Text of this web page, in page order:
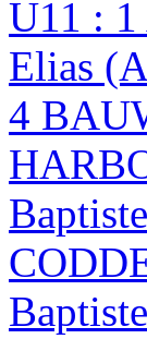
U11 :
Elias
4